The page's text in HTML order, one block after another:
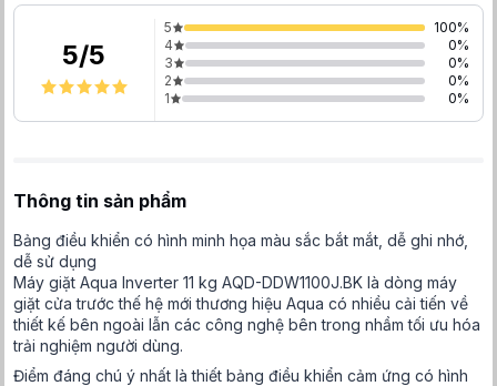
5/5
5 100%
4
0%
3
0%
2
0%
1
0%
Thông tin sản phẩm
Bảng điều khiển có hình minh họa màu sắc bắt mắt, dễ ghi nhớ,
dễ sử dụng
Máy giặt Aqua Inverter 11 kg AQD-DDW1100J.BK là dòng máy
giặt cửa trước thế hệ mới thương hiệu Aqua có nhiều cải tiến về
thiết kế bên ngoài lẫn các công nghệ bên trong nhầm tối ưu hóa
trải nghiệm người dùng.
Điểm đáng chú ý nhất là thiết bảng điều khiển cảm ứng có hình